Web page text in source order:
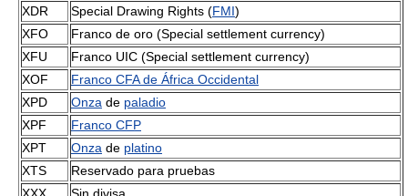
XDR
Special Drawing Rights (FMI)
XFO
Franco de oro (Special settlement currency)
XFU
Franco UIC (Special settlement currency)
XOF
Franco CFA de África Occidental
XPD
Onza de paladio
XPF
Franco CFP
XPT
Onza de platino
XTS
Reservado para pruebas